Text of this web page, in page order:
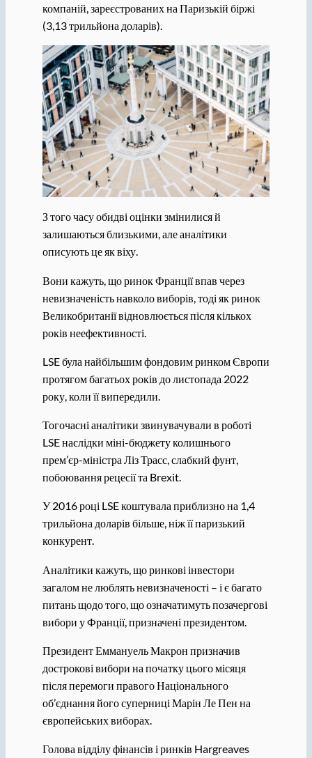
компаній, зареєстрованих на Паризькій біржі
(3,13 трильйона доларів).
З того часу обидві оцінки змінилися й
залишаються близькими, але аналітики
описують це як віху.
Вони кажуть, що ринок Франції впав через
невизначеність навколо виборів, тоді як ринок
Великобританії відновлюється після кількох
років неефективності.
LSE була найбільшим фондовим ринком Європи
протягом багатьох років до листопада 2022
року, коли її випередили.
Тогочасні аналітики звинувачували в роботі
LSE наслідки міні-бюджету колишнього
прем’єр-міністра Ліз Трасс, слабкий фунт,
побоювання рецесії та Brexit.
У 2016 році LSE коштувала приблизно на 1,4
трильйона доларів більше, ніж її паризький
конкурент.
Аналітики кажуть, що ринкові інвестори
загалом не люблять невизначеності – і є багато
питань щодо того, що означатимуть позачергові
вибори у Франції, призначені президентом.
Президент Еммануель Макрон призначив
дострокові вибори на початку цього місяця
після перемоги правого Національного
об’єднання його суперниці Марін Ле Пен на
європейських виборах.
Голова відділу фінансів і ринків Hargreaves